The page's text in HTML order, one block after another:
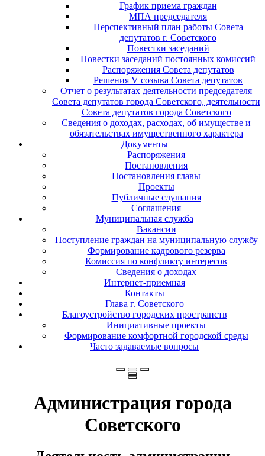
График приема граждан
МПА председателя
Перспективный план работы Совета
депутатов г. Советского
Повестки заседаний
Повестки заседаний постоянных комиссий
Распоряжения Совета депутатов
Решения V созыва Совета депутатов
Отчет о результатах деятельности председателя
Совета депутатов города Советского, деятельности
Совета депутатов города Советского
Сведения о доходах, расходах, об имуществе и
обязательствах имущественного характера
Документы
Распоряжения
Постановления
Постановления главы
Проекты
Публичные слушания
Соглашения
Муниципальная служба
Вакансии
Поступление граждан на муниципальную службу
Формирование кадрового резерва
Комиссия по конфликту интересов
Сведения о доходах
Интернет-приемная
Контакты
Глава г. Советского
Благоустройство городских пространств
Инициативные проекты
Формирование комфортной городской среды
Часто задаваемые вопросы
Администрация города
Советского